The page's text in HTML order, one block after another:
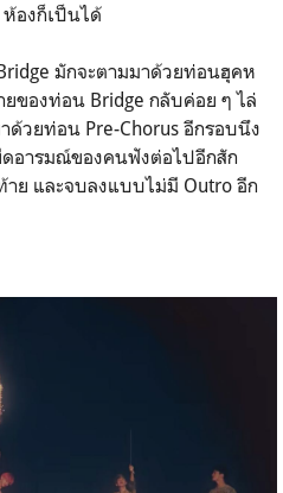
องก็เป็นได้
มักจะตามมาด้วยท่อนฮุคห
ของท่อน Bridge กลับค่อย ๆ ไล่
ด้วยท่อน Pre-Chorus อีกรอบนึง
ดอารมณ์ของคนฟังต่อไปอีกสัก
ย และจบลงแบบไม่มี Outro อีก